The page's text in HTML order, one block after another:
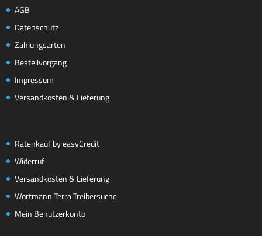
AGB
Datenschutz
Zahlungsarten
Bestellvorgang
Impressum
Versandkosten & Lieferung
Ratenkauf by easyCredit
Widerruf
Versandkosten & Lieferung
Wortmann Terra Treibersuche
Mein Benutzerkonto